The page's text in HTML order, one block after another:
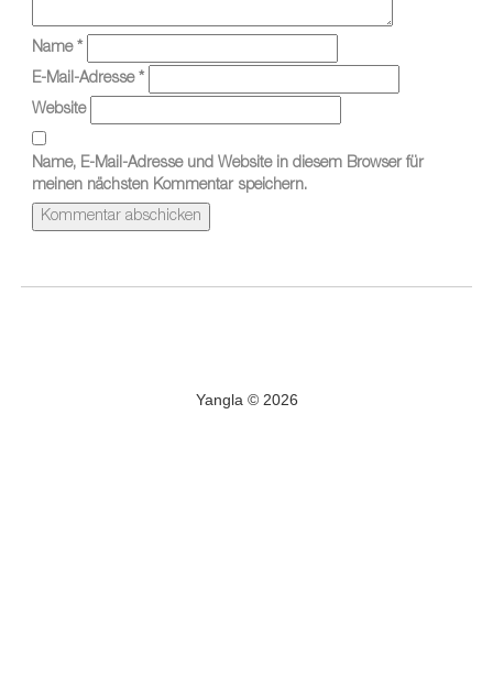
Name *
E-Mail-Adresse *
Website
Name, E-Mail-Adresse und Website in diesem Browser für
meinen nächsten Kommentar speichern.
Yangla © 2026